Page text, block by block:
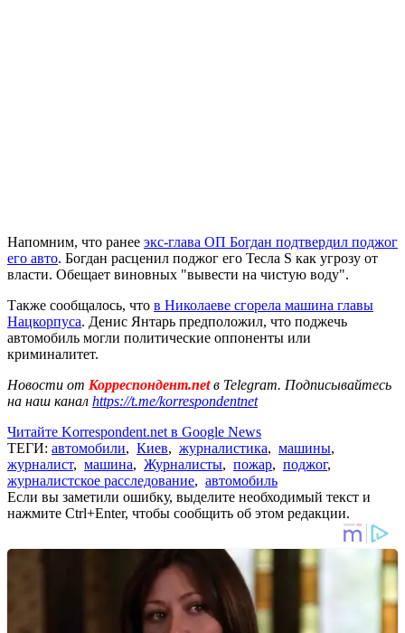
Напомним, что ранее экс-глава ОП Богдан подтвердил поджог
его авто. Богдан расценил поджог его Тесла S как угрозу от
власти. Обещает виновных "вывести на чистую воду".
Также сообщалось, что в Николаеве сгорела машина главы
Нацкорпуса. Денис Янтарь предположил, что поджечь
автомобиль могли политические оппоненты или
криминалитет.
Новости от Корреспондент.netв Telegram. Подписывайтесь
на наш канал https://t.me/korrespondentnet
Читайте Korrespondent.net в Google News
ТЕГИ: автомобили, Киев, журналистика, машины,
журналист, машина, Журналисты, пожар, поджог,
журналистское расследование, автомобиль
Если вы заметили ошибку, выделите необходимый текст и
нажмите Ctrl+Enter, чтобы сообщить об этом редакции.